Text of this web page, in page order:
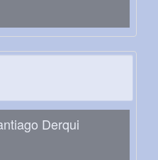
Derqui